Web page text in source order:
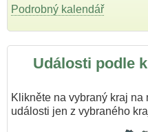
Podrobný kalendář
Události podle
Klikněte na vybraný kraj
události jen z vybraného